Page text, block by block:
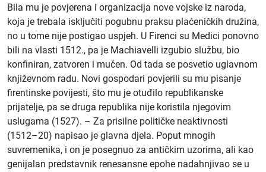
Bila mu je povjerena i organizacija nove vojske iz naroda,
koja je trebala isključiti pogubnu praksu plaćeničkih družina,
no u tome nije postigao uspjeh. U Firenci su Medici ponovno
bili na vlasti 1512., pa je Machiavelli izgubio službu, bio
konfiniran, zatvoren i mučen. Od tada se posvetio uglavnom
književnom radu. Novi gospodari povjerili su mu pisanje
firentinske povijesti, što mu je otuđilo republikanske
prijatelje, pa se druga republika nije koristila njegovim
uslugama (1527). – Za prisilne političke neaktivnosti
(1512–20) napisao je glavna djela. Poput mnogih
suvremenika, i on je posegnuo za antičkim uzorima, ali kao
genijalan predstavnik renesansne epohe nadahnjivao se u